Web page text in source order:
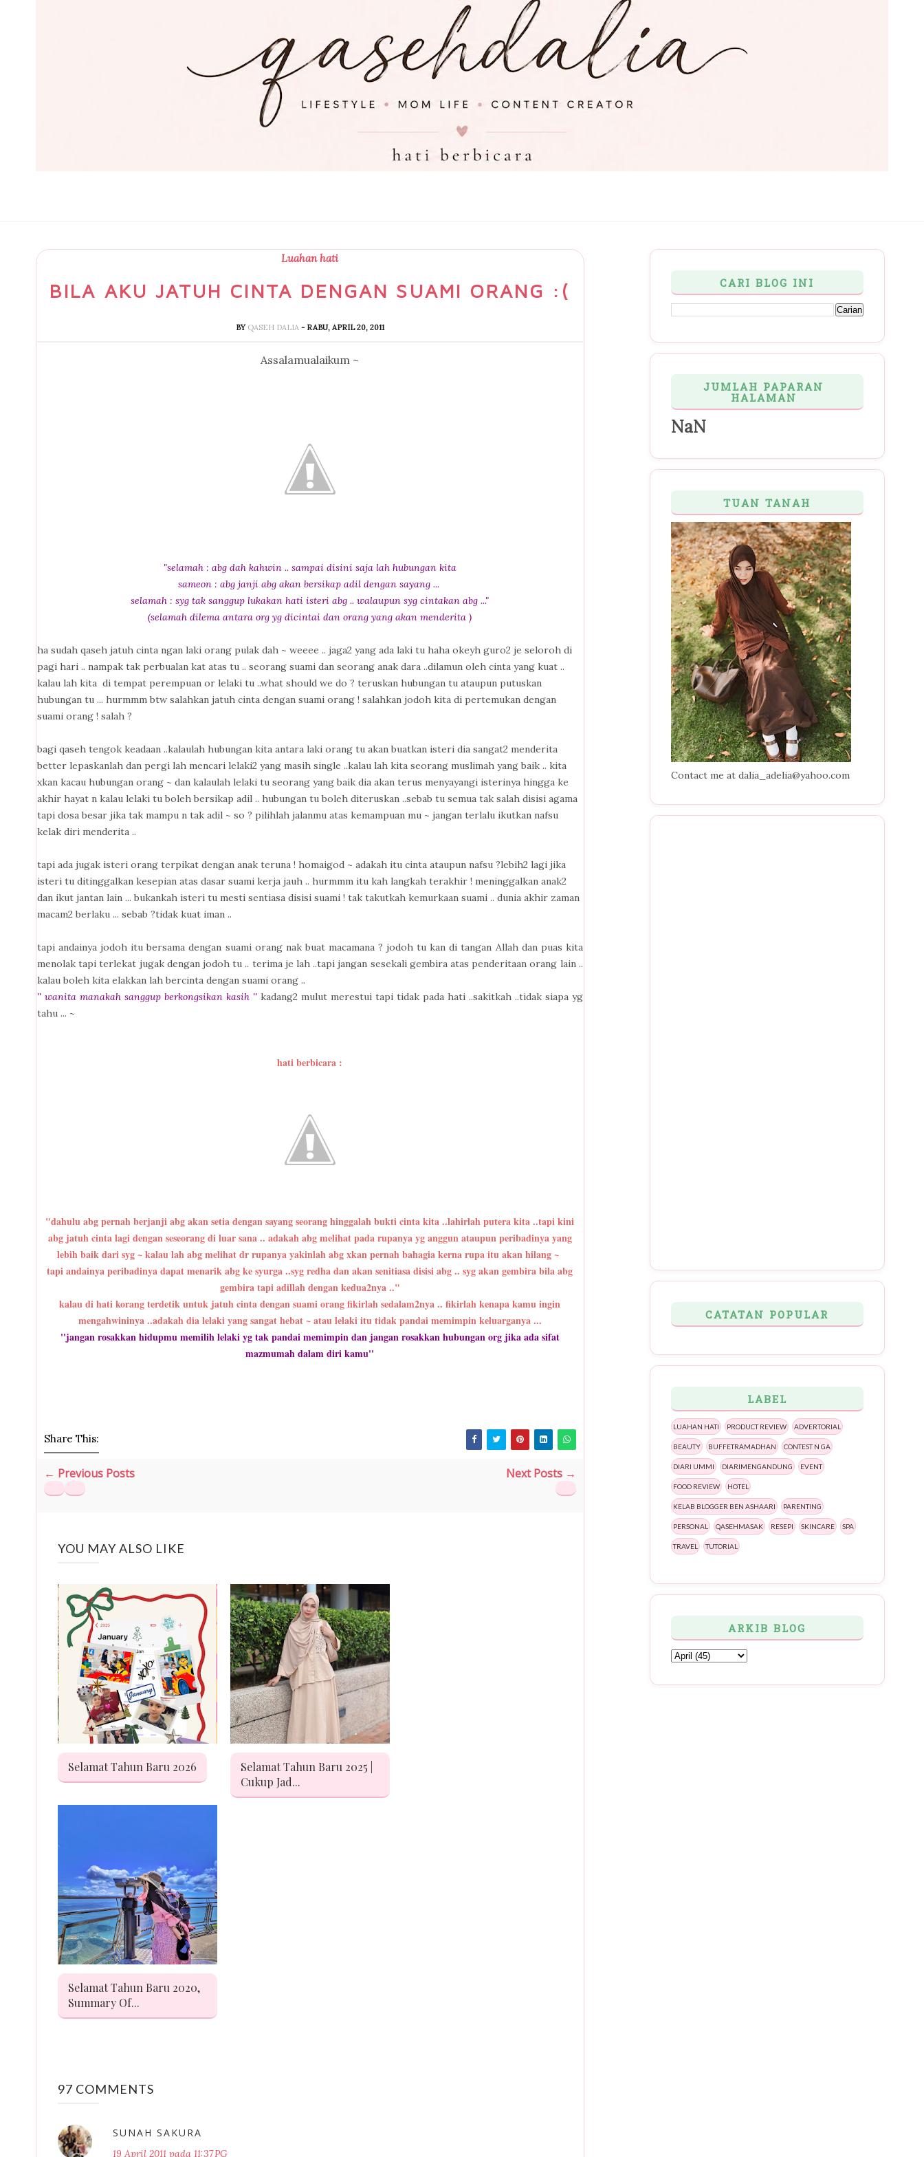
Luahan hati
BILA AKU JATUH CINTA DENGAN SUAMI ORANG :(
BY QASEH DALIA - RABU, APRIL 20, 2011
Assalamualaikum ~
"selamah : abg dah kahwin .. sampai disini saja lah hubungan kita
sameon : abg janji abg akan bersikap adil dengan sayang ...
selamah : syg tak sanggup lukakan hati isteri abg .. walaupun syg cintakan abg ..."
(selamah dilema antara org yg dicintai dan orang yang akan menderita )
ha sudah qaseh jatuh cinta ngan laki orang pulak dah ~ weeee .. jaga2 yang ada laki tu haha okeyh guro2 je seloroh di
pagi hari .. nampak tak perbualan kat atas tu .. seorang suami dan seorang anak dara ..dilamun oleh cinta yang kuat ..
kalau lah kita di tempat perempuan or lelaki tu ..what should we do ? teruskan hubungan tu ataupun putuskan
hubungan tu ... hurmmm btw salahkan jatuh cinta dengan suami orang ! salahkan jodoh kita di pertemukan dengan
suami orang ! salah ?
bagi qaseh tengok keadaan ..kalaulah hubungan kita antara laki orang tu akan buatkan isteri dia sangat2 menderita
better lepaskanlah dan pergi lah mencari lelaki2 yang masih single ..kalau lah kita seorang muslimah yang baik .. kita
xkan kacau hubungan orang ~ dan kalaulah lelaki tu seorang yang baik dia akan terus menyayangi isterinya hingga ke
akhir hayat n kalau lelaki tu boleh bersikap adil .. hubungan tu boleh diteruskan ..sebab tu semua tak salah disisi agama
tapi dosa besar jika tak mampu n tak adil ~ so ? pilihlah jalanmu atas kemampuan mu ~ jangan terlalu ikutkan nafsu
kelak diri menderita ..
tapi ada jugak isteri orang terpikat dengan anak teruna ! homaigod ~ adakah itu cinta ataupun nafsu ?lebih2 lagi jika
isteri tu ditinggalkan kesepian atas dasar suami kerja jauh .. hurmmm itu kah langkah terakhir ! meninggalkan anak2
dan ikut jantan lain ... bukankah isteri tu mesti sentiasa disisi suami ! tak takutkah kemurkaan suami .. dunia akhir zaman
macam2 berlaku ... sebab ?tidak kuat iman ..
tapi andainya jodoh itu bersama dengan suami orang nak buat macamana ? jodoh tu kan di tangan Allah dan puas kita
menolak tapi terlekat jugak dengan jodoh tu .. terima je lah ..tapi jangan sesekali gembira atas penderitaan orang lain ..
kalau boleh kita elakkan lah bercinta dengan suami orang ..
'' wanita manakah sanggup berkongsikan kasih '' kadang2 mulut merestui tapi tidak pada hati ..sakitkah ..tidak siapa yg
tahu ... ~
hati berbicara :
"dahulu abg pernah berjanji abg akan setia dengan sayang seorang hinggalah bukti cinta kita ..lahirlah putera kita ..tapi kini
abg jatuh cinta lagi dengan seseorang di luar sana .. adakah abg melihat pada rupanya yg anggun ataupun peribadinya yang
lebih baik dari syg ~ kalau lah abg melihat dr rupanya yakinlah abg xkan pernah bahagia kerna rupa itu akan hilang ~
tapi andainya peribadinya dapat menarik abg ke syurga ..syg redha dan akan senitiasa disisi abg .. syg akan gembira bila abg
gembira tapi adillah dengan kedua2nya .."
kalau di hati korang terdetik untuk jatuh cinta dengan suami orang fikirlah sedalam2nya .. fikirlah kenapa kamu ingin
mengahwininya ..adakah dia lelaki yang sangat hebat ~ atau lelaki itu tidak pandai memimpin keluarganya ...
''jangan rosakkan hidupmu memilih lelaki yg tak pandai memimpin dan jangan rosakkan hubungan org jika ada sifat
mazmumah dalam diri kamu''
Share This:
← Previous Posts Next Posts →
YOU MAY ALSO LIKE
Selamat Tahun Baru 2026
Selamat Tahun Baru 2025 |
Cukup Jad...
Selamat Tahun Baru 2020,
Summary Of...
97 COMMENTS
SUNAH SAKURA
19 April 2011 pada 11:37 PG
CARI BLOG INI
JUMLAH PAPARAN
HALAMAN
NaN
TUAN TANAH
Contact me at dalia_adelia@yahoo.com
CATATAN POPULAR
LABEL
LUAHAN HATI PRODUCT REVIEW ADVERTORIAL
BEAUTY BUFFETRAMADHAN CONTEST N GA
DIARI UMMI DIARIMENGANDUNG EVENT
FOOD REVIEW HOTEL
KELAB BLOGGER BEN ASHAARI PARENTING
PERSONAL QASEHMASAK RESEPI SKINCARE SPA
TRAVEL TUTORIAL
ARKIB BLOG